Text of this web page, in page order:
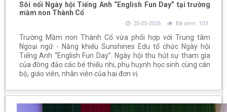
Sôi nổi Ngày hội Tiếng Anh “English Fun Day” tại trường
mầm non Thành Cổ
25-05-2026 Đã xem: 103
Trường Mầm non Thành Cổ vừa phối hợp với Trung tâm
Ngoại ngữ - Năng khiếu Sunshines Edu tổ chức Ngày hội
Tiếng Anh “English Fun Day”. Ngày hội thu hút sự tham gia
của đông đảo các bé thiếu nhi, phụ huynh học sinh cùng cán
bộ, giáo viên, nhân viên của hai đơn vị.